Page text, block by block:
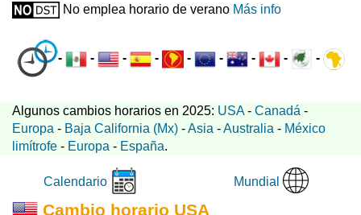
No emplea horario de verano Más info
- - - - - - - - -
Algunos cambios horarios en 2025: USA- Canadá -
Europa - Baja California (Mx) -Asia -Australia - México
limítrofe - Europa - España.
Calendario Mundial
Cambio horario USA